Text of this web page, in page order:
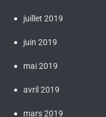
juillet 2019
juin 2019
mai 2019
avril 2019
mars 2019